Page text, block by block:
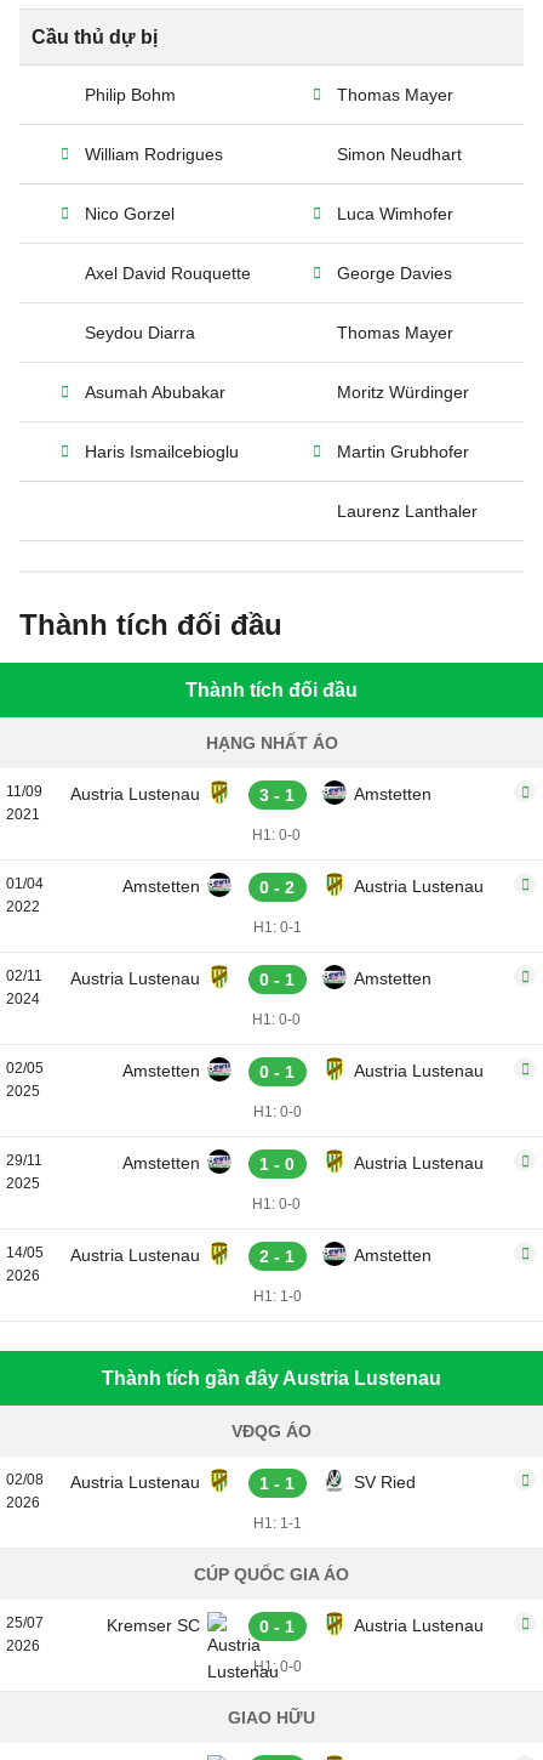
Cầu thủ dự bị
Philip Bohm Thomas Mayer
William Rodrigues Simon Neudhart
Nico Gorzel Luca Wimhofer
Axel David Rouquette George Davies
Seydou Diarra Thomas Mayer
Asumah Abubakar Moritz Würdinger
Haris Ismailcebioglu Martin Grubhofer
Laurenz Lanthaler
Thành tích đối đầu
Thành tích đối đầu
HẠNG NHẤT ÁO
11/09
2021
Austria Lustenau 3 - 1 Amstetten
H1: 0-0
01/04
2022
Amstetten 0 - 2 Austria Lustenau
H1: 0-1
02/11
2024
Austria Lustenau 0 - 1 Amstetten
H1: 0-0
02/05
2025
Amstetten 0 - 1 Austria Lustenau
H1: 0-0
29/11
2025
Amstetten 1 - 0 Austria Lustenau
H1: 0-0
14/05
2026
Austria Lustenau 2 - 1 Amstetten
H1: 1-0
Thành tích gần đây Austria Lustenau
VĐQG ÁO
02/08
2026
Austria Lustenau 1 - 1 SV Ried
H1: 1-1
CÚP QUỐC GIA ÁO
25/07
2026
Kremser SC 0 - 1 Austria Lustenau
H1: 0-0
GIAO HỮU